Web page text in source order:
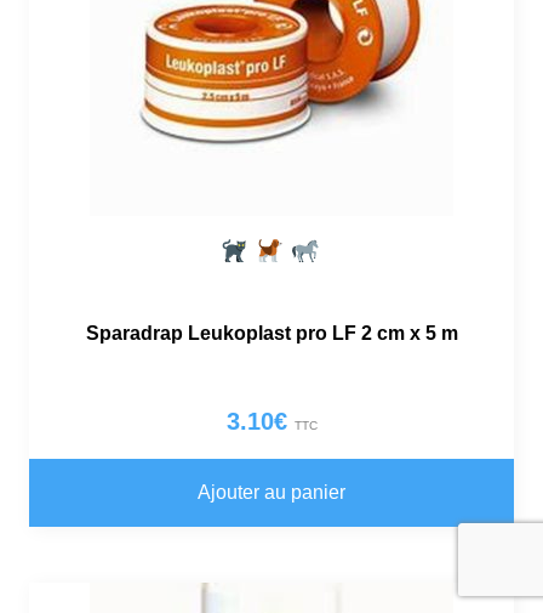
Sparadrap Leukoplast pro LF 2 cm x 5 m
3.10€ TTC
Ajouter au panier